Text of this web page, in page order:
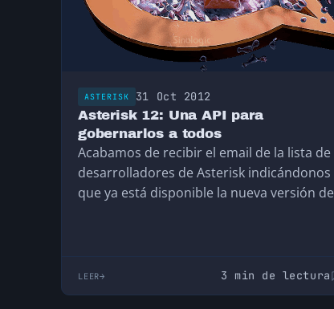
ASTERISK 31 Oct 2012
Asterisk 12: Una API para
gobernarlos a todos
Acabamos de recibir el email de la lista de
desarrolladores de Asterisk indicándonos
que ya está disponible la nueva versión de
LEER 3 min de lectura